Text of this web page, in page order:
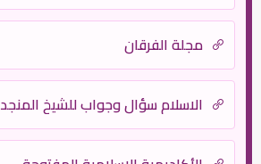
مجلة الفرقان
الاسلام سؤال وجواب للشيخ المنجد